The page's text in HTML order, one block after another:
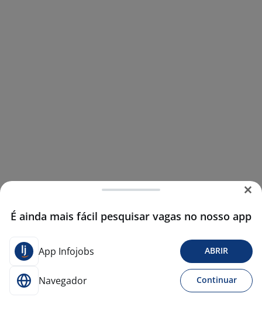
É ainda mais fácil pesquisar vagas no nosso app
App Infojobs ABRIR
Navegador Continuar